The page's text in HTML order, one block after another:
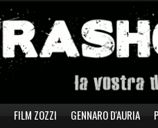
FILM ZOZZI GENNARO D'AURIA